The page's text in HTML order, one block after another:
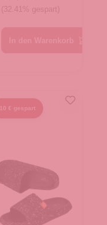
(32.41% gespart)
10 € gespart